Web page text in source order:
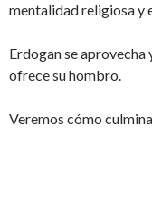
mentalidad religiosa y
Erdogan se
ofrece su hombro.
Veremos cómo